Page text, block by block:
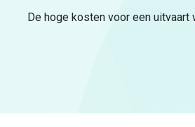
De hoge kosten voor een uitvaart